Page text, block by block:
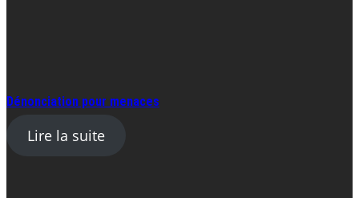
Dénonciation pour menaces
Lire la suite